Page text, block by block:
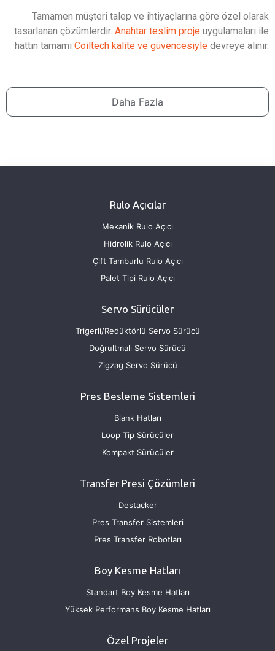
Tamamen müşteri talep ve ihtiyaçlarına göre özel olarak
tasarlanan çözümlerdir. Anahtar teslim proje uygulamaları ile
hattın tamamı Coiltech kalite ve güvencesiyle devreye alınır.
Daha Fazla
Rulo Açıcılar
Mekanik Rulo Açıcı
Hidrolik Rulo Açıcı
Çift Tamburlu Rulo Açıcı
Palet Tipi Rulo Açıcı
Servo Sürücüler
Trigerli/Redüktörlü Servo Sürücü
Doğrultmalı Servo Sürücü
Zigzag Servo Sürücü
Pres Besleme Sistemleri
Blank Hatları
Loop Tip Sürücüler
Kompakt Sürücüler
Transfer Presi Çözümleri
Destacker
Pres Transfer Sistemleri
Pres Transfer Robotları
Boy Kesme Hatları
Standart Boy Kesme Hatları
Yüksek Performans Boy Kesme Hatları
Özel Projeler